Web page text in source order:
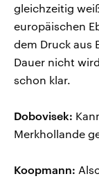
gleichzeitig
europäischen
dem Druck aus
Dauer nicht
schon klar.
Dobovisek:
Merkhollande
Koopmann: